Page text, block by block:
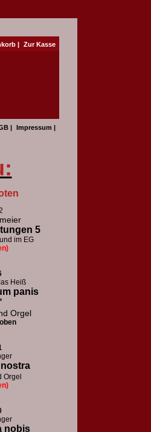
| Zur Kasse
| Impressum |
5
im EG
Heiß
panis
Orgel
Orgel
nobis